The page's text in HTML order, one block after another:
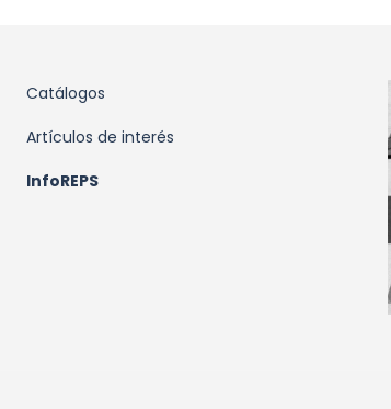
Catálogos
Artículos de interés
InfoREPS